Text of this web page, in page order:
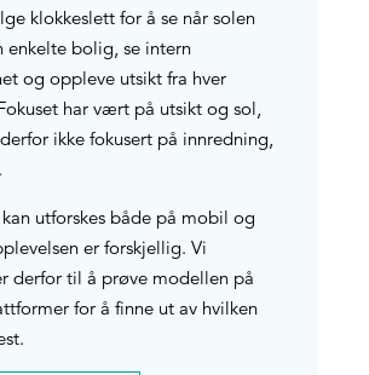
klokkeslett for å se når solen
enkelte bolig, se intern
og oppleve utsikt fra hver
har vært på utsikt og sol,
ikke fokusert på innredning,
utforskes både på mobil og
er forskjellig. Vi
derfor til å prøve modellen på
for å finne ut av hvilken